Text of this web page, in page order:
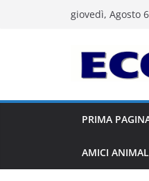
giovedì, Agosto
PRIMA
AMICI